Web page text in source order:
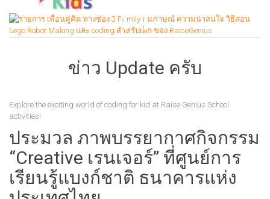
ข่าว Update ครับ
Explore the exciting world of coding for kid at Raise Genius School
activities!
ประมวล ภาพบรรยากาศกิจกรรม
“Creative เรนเจอร์” ที่ศูนย์การ
เรียนรู้แบงก์ชาติ ธนาคารแห่ง